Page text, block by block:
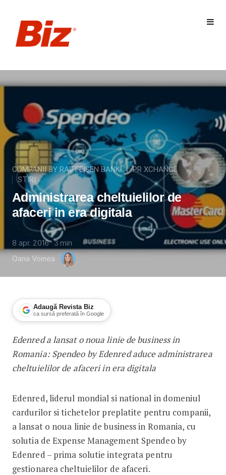
COMPANII BY RAIFFEISEN BANK
PR XCHANGE
STIRI
Administrarea cheltuielilor de
afaceri in era digitala
8 apr. 2016 3 min
Oana Voinea
Adaugă Revista Biz
ca sursă preferată în Google
Administrarea cheltuielilor de afaceri
Edenred a lansat o noua linie de business in
Romania: Spendeo by Edenred aduce administrarea
cheltuielilor de afaceri in era digitala
Edenred, liderul mondial si national in domeniul
cardurilor si tichetelor preplatite pentru companii,
a lansat o noua linie de business in Romania, cu
solutia de Expense Management Spendeo by
Edenred – prima solutie integrata pentru
gestionarea cheltuielilor de afaceri.